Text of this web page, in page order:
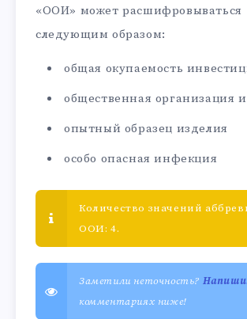
«ООИ» может расшифровываться
следующим образом:
общая окупаемость
общественная организация
опытный образец изделия
особо опасная инфекция
Количество значений
ООИ: 4.
Заметили неточность?
комментариях ниже!